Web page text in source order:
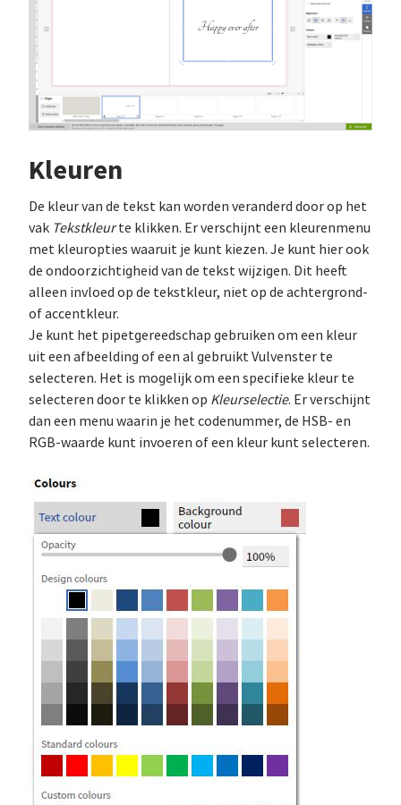
Kleuren
De kleur van de tekst kan worden veranderd door op het
vak Tekstkleurte klikken. Er verschijnt een kleurenmenu
met kleuropties waaruit je kunt kiezen. Je kunt hier ook
de ondoorzichtigheid van de tekst wijzigen. Dit heeft
alleen invloed op de tekstkleur, niet op de achtergrond-
of accentkleur.
Je kunt het pipetgereedschap gebruiken om een kleur
uit een afbeelding of een al gebruikt Vulvenster te
selecteren. Het is mogelijk om een specifieke kleur te
selecteren door te klikken op Kleurselectie. Er verschijnt
dan een menu waarin je het codenummer, de HSB- en
RGB-waarde kunt invoeren of een kleur kunt selecteren.